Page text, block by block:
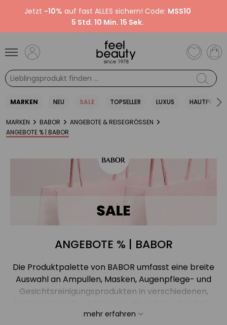
Jetzt -10% auf fast ALLES sichern! Code: MSS10
5 Std. 10 Min. 15 Sek.
MARKEN NEU SALE TOPSELLER LUXUS HAUTPFLEGE
MARKEN BABOR
ANGEBOTE & REISEGRÖSSEN
ANGEBOTE % | BABOR
ANGEBOTE % | BABOR
Die Produktpalette von BABOR umfasst eine breite
Auswahl an Ampullen, Masken, Augenpflege- und
Gesichtsreinigungsprodukten in verschiedenen,
Hauttypen und -bedürfnisse abgestimmt sind.
mehr erfahren